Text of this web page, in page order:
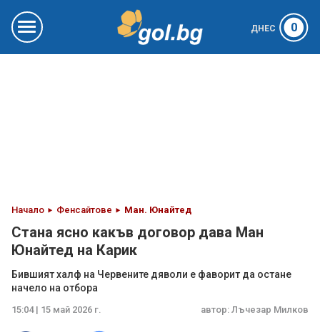
ДНЕС 0
Начало Фенсайтове Ман. Юнайтед
Стана ясно какъв договор дава Ман
Юнайтед на Карик
Бившият халф на Червените дяволи е фаворит да остане
начело на отбора
15:04 | 15 май 2026 г. автор: Лъчезар Милков